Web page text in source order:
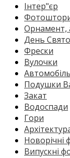
Інтер"єр
Фотоштори
Орнамент,
День
Фрески
Вулочки
Подушки
Закат
Водоспади
Гори
Новорічні
Випускні